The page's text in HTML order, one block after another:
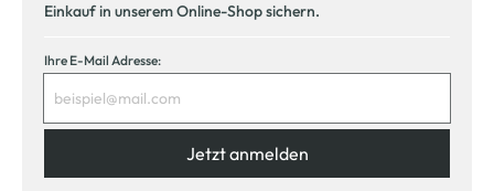
Einkauf in unserem Online-Shop sichern.
Ihre E-Mail Adresse:
Jetzt anmelden